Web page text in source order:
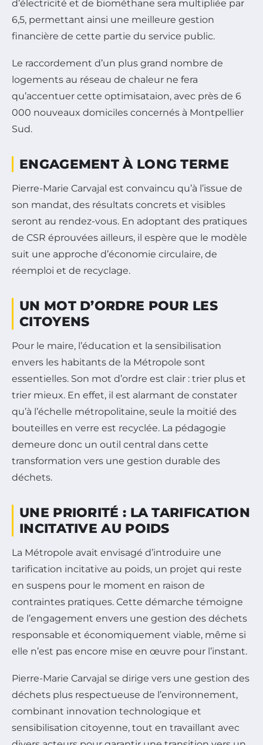
d’électricité et de biométhane sera multipliée par
6,5, permettant ainsi une meilleure gestion
financière de cette partie du service public.
Le raccordement d’un plus grand nombre de
logements au réseau de chaleur ne fera
qu’accentuer cette optimisataion, avec près de 6
000 nouveaux domiciles concernés à Montpellier
Sud.
ENGAGEMENT À LONG TERME
Pierre-Marie Carvajal est convaincu qu’à l’issue de
son mandat, des résultats concrets et visibles
seront au rendez-vous. En adoptant des pratiques
de CSR éprouvées ailleurs, il espère que le modèle
suit une approche d’économie circulaire, de
réemploi et de recyclage.
UN MOT D’ORDRE POUR LES
CITOYENS
Pour le maire, l’éducation et la sensibilisation
envers les habitants de la Métropole sont
essentielles. Son mot d’ordre est clair : trier plus et
trier mieux. En effet, il est alarmant de constater
qu’à l’échelle métropolitaine, seule la moitié des
bouteilles en verre est recyclée. La pédagogie
demeure donc un outil central dans cette
transformation vers une gestion durable des
déchets.
UNE PRIORITÉ : LA TARIFICATION
INCITATIVE AU POIDS
La Métropole avait envisagé d’introduire une
tarification incitative au poids, un projet qui reste
en suspens pour le moment en raison de
contraintes pratiques. Cette démarche témoigne
de l’engagement envers une gestion des déchets
responsable et économiquement viable, même si
elle n’est pas encore mise en œuvre pour l’instant.
Pierre-Marie Carvajal se dirige vers une gestion des
déchets plus respectueuse de l’environnement,
combinant innovation technologique et
sensibilisation citoyenne, tout en travaillant avec